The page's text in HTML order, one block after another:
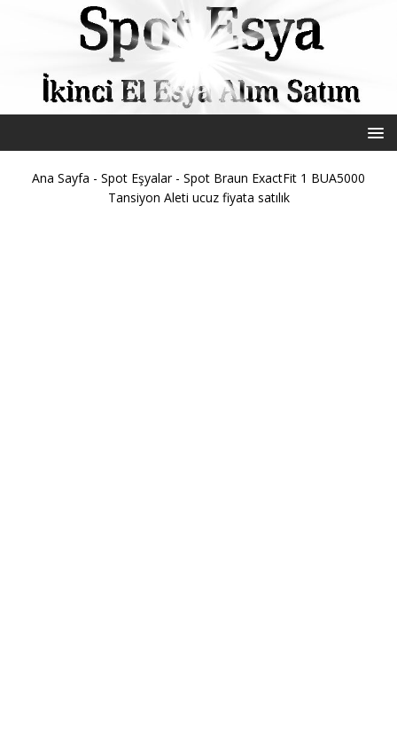
Ana Sayfa - Spot Eşyalar- Spot Braun ExactFit 1 BUA5000
Tansiyon Aleti ucuz fiyata satılık